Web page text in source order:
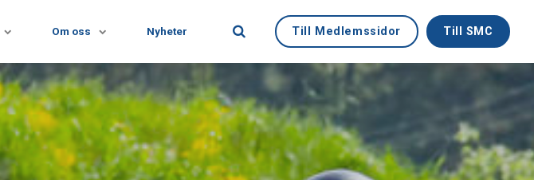
Om oss Nyheter Till Medlemssidor Till SMC